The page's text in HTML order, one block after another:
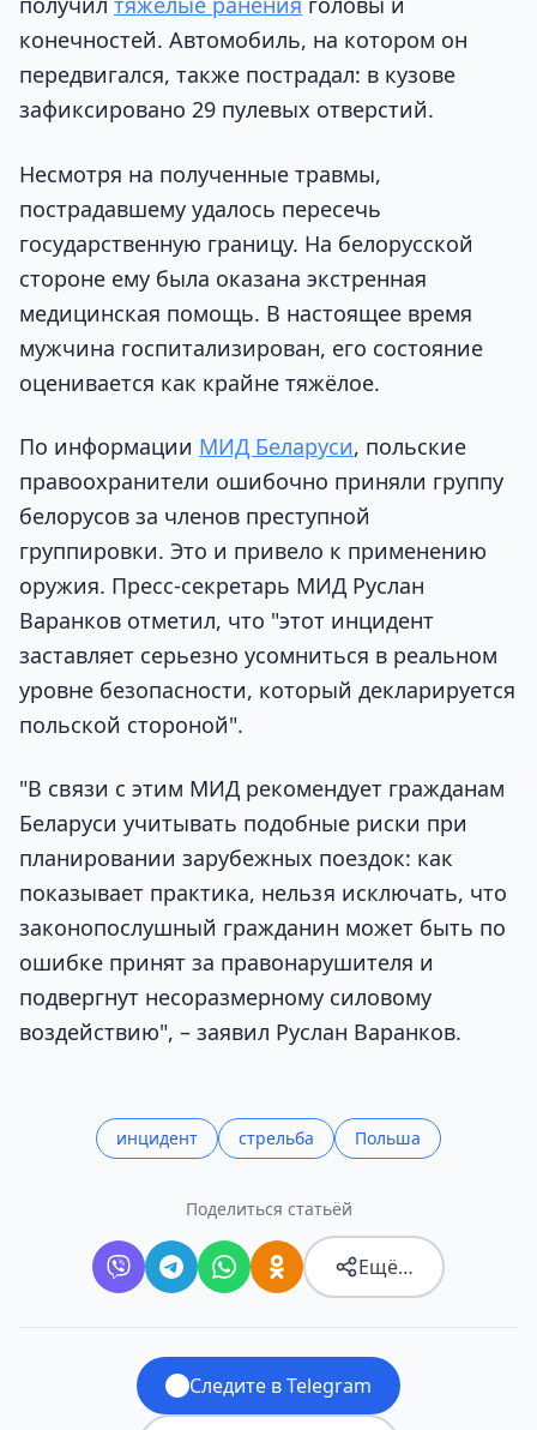
конечностей. Автомобиль, на котором он
передвигался, также пострадал: в кузове
зафиксировано 29 пулевых отверстий.
Несмотря на полученные травмы,
пострадавшему удалось пересечь
государственную границу. На белорусской
стороне ему была оказана экстренная
медицинская помощь. В настоящее время
мужчина госпитализирован, его состояние
оценивается как крайне тяжёлое.
По информации МИД Беларуси, польские
правоохранители ошибочно приняли группу
белорусов за членов преступной
группировки. Это и привело к применению
оружия. Пресс-секретарь МИД Руслан
Варанков отметил, что "этот инцидент
заставляет серьезно усомниться в реальном
уровне безопасности, который декларируется
польской стороной".
"В связи с этим МИД рекомендует гражданам
Беларуси учитывать подобные риски при
планировании зарубежных поездок: как
показывает практика, нельзя исключать, что
законопослушный гражданин может быть по
ошибке принят за правонарушителя и
подвергнут несоразмерному силовому
воздействию", – заявил Руслан Варанков.
инцидент стрельба Польша
Поделиться статьёй
Ещё…
Следите в Telegram